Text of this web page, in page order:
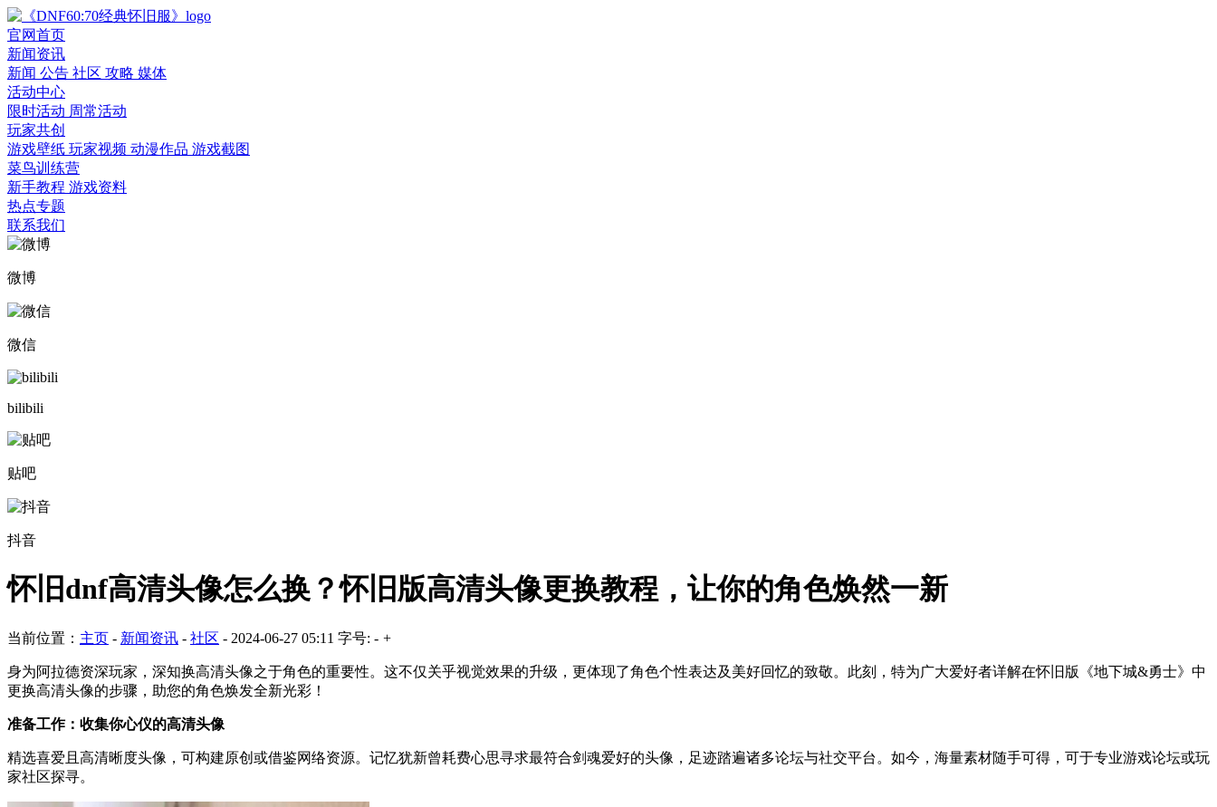
官网首页
新闻资讯
新闻 公告 社区 攻略 媒体
活动中心
限时活动 周常活动
玩家共创
游戏壁纸 玩家视频 动漫作品 游戏截图
菜鸟训练营
新手教程 游戏资料
热点专题
联系我们
微博
微信
bilibili
贴吧
抖音
怀旧dnf高清头像怎么换？怀旧版高清头像更换教程，让你的角色焕然一新
当前位置： 主页 - 新闻资讯 - 社区 - 2024-06-27 05:11 字号: - +
身为阿拉德资深玩家，深知换高清头像之于角色的重要性。这不仅关乎视觉效果的升级，更体现了角色个性表达及美好回忆的致敬。此刻，特为广大爱好者详解在怀旧版《地下城&勇士》中
更换高清头像的步骤，助您的角色焕发全新光彩！
准备工作：收集你心仪的高清头像
精选喜爱且高清晰度头像，可构建原创或借鉴网络资源。记忆犹新曾耗费心思寻求最符合剑魂爱好的头像，足迹踏遍诸多论坛与社交平台。如今，海量素材随手可得，可于专业游戏论坛或玩
家社区探寻。